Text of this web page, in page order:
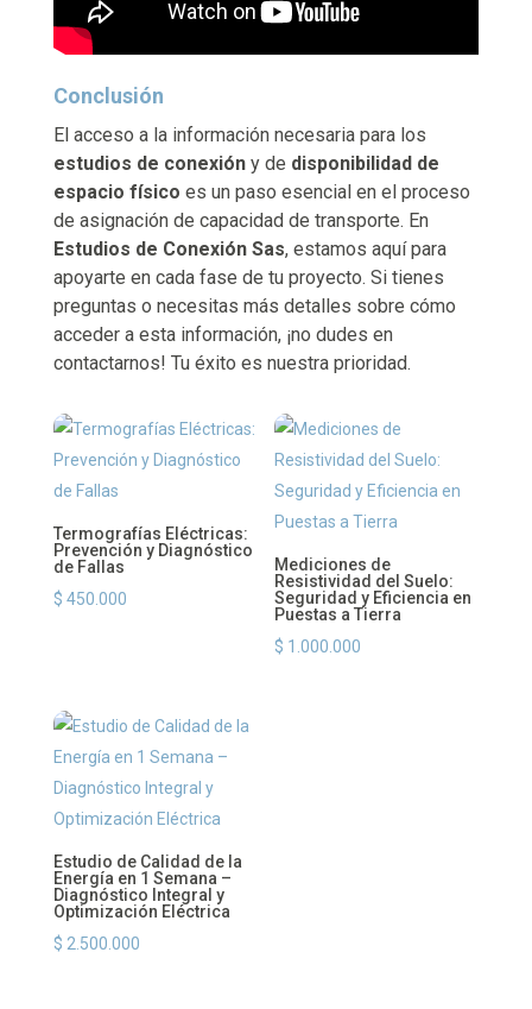
Conclusión
El acceso a la información necesaria para los
estudios de conexióny de disponibilidad de
espacio físico es un paso esencial en el proceso
de asignación de capacidad de transporte. En
Estudios de Conexión Sas, estamos aquí para
apoyarte en cada fase de tu proyecto. Si tienes
preguntas o necesitas más detalles sobre cómo
acceder a esta información, ¡no dudes en
contactarnos! Tu éxito es nuestra prioridad.
Termografías Eléctricas:
Prevención y Diagnóstico
de Fallas
$ 450.000
Mediciones de
Resistividad del Suelo:
Seguridad y Eficiencia en
Puestas a Tierra
$ 1.000.000
Estudio de Calidad de la
Energía en 1 Semana –
Diagnóstico Integral y
Optimización Eléctrica
$ 2.500.000